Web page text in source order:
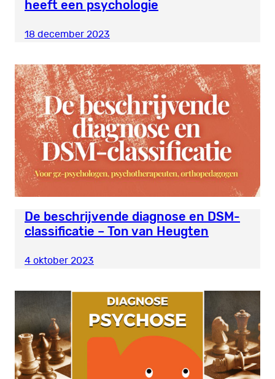
heeft een psychologie
18 december 2023
De beschrijvende diagnose en DSM-
classificatie – Ton van Heugten
4 oktober 2023